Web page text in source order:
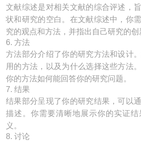
文献综述是对相关文献的综合评述，
状和研究的空白。在文献综述中，你
究的观点和方法，并指出自己研究的创
6. 方法
方法部分介绍了你的研究方法和设计
用的方法，以及为什么选择这些方法
你的方法如何能回答你的研究问题。
7. 结果
结果部分呈现了你的研究结果，可以
描述。你需要清晰地展示你的实证
义。
8. 讨论